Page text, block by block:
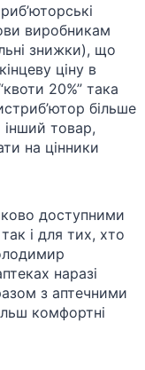
виробникам
знижки), що
ціну в
20%” така
більше
товар,
на цінники
доступними
і для тих, хто
наразі
з аптечними
комфортні